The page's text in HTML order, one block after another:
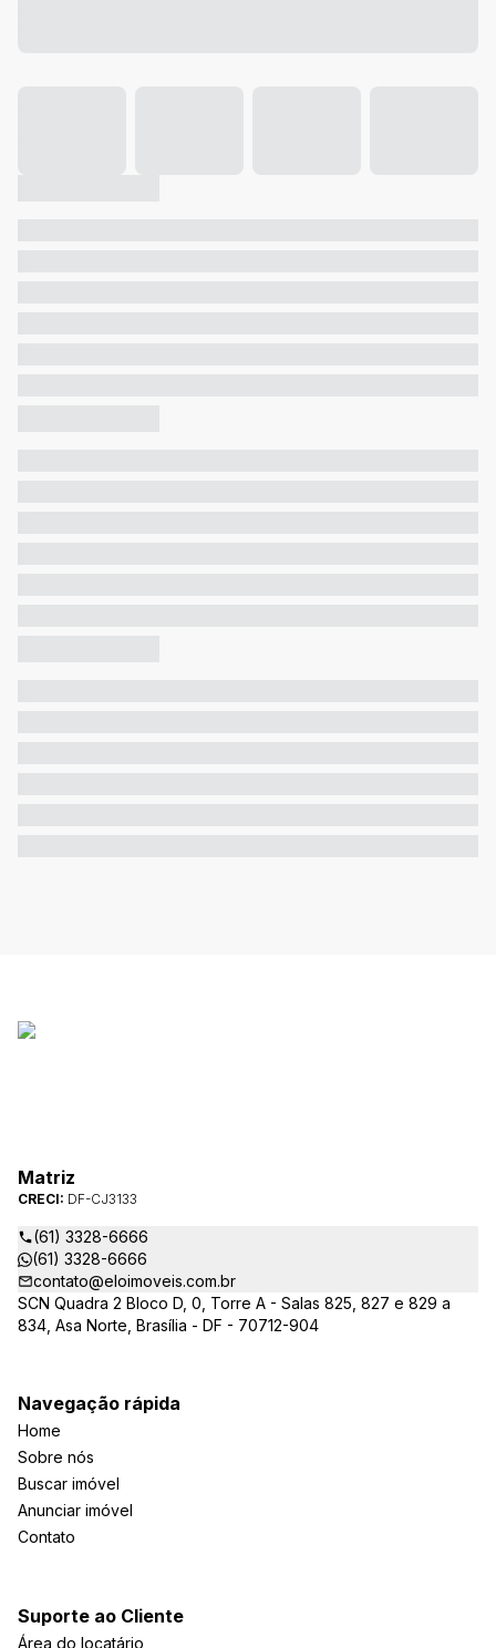
Matriz
CRECI: DF-CJ3133
(61) 3328-6666
(61) 3328-6666
contato@eloimoveis.com.br
SCN Quadra 2 Bloco D, 0, Torre A - Salas 825, 827 e 829 a
834, Asa Norte, Brasília - DF - 70712-904
Navegação rápida
Home
Sobre nós
Buscar imóvel
Anunciar imóvel
Contato
Suporte ao Cliente
Área do locatário